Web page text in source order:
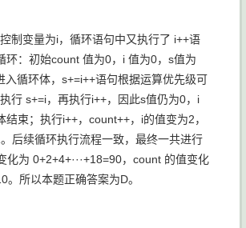
制变量为i，循环语句中又执行了 i++语
环：初始count 值为0，i 值为0，s值为
入循环体，s+=i++语句根据运算优先级可
行 s+=i，再执行i++，因此s值仍为0，i
结束；执行i++，count++，i的值变为2，
后续循环执行流程一致，最终一共进行
化为 0+2+4+···+18=90，count 的值变化
。所以本题正确答案为D。